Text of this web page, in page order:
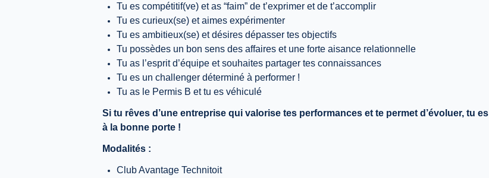
Tu es compétitif(ve) et as “faim” de t’exprimer et de t’accomplir
Tu es curieux(se) et aimes expérimenter
Tu es ambitieux(se) et désires dépasser tes objectifs
Tu possèdes un bon sens des affaires et une forte aisance relationnelle
Tu as l’esprit d’équipe et souhaites partager tes connaissances
Tu es un challenger déterminé à performer !
Tu as le Permis B et tu es véhiculé
Si tu rêves d’une entreprise qui valorise tes performances et te permet d’évoluer, tu es
à la bonne porte !
Modalités :
Club Avantage Technitoit